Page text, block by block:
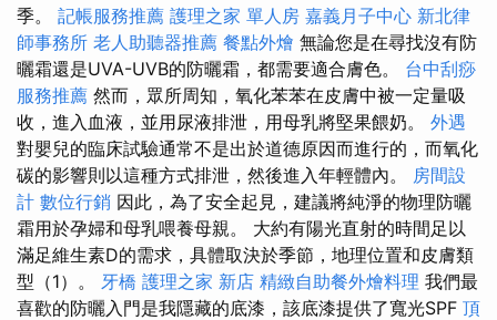
季。 記帳服務推薦 護理之家 單人房 嘉義月子中心 新北律
師事務所 老人助聽器推薦 餐點外燴 無論您是在尋找沒有防
曬霜還是UVA-UVB的防曬霜，都需要適合膚色。 台中刮痧
服務推薦 然而，眾所周知，氧化苯苯在皮膚中被一定量吸
收，進入血液，並用尿液排泄，用母乳將堅果餵奶。 外遇
對嬰兒的臨床試驗通常不是出於道德原因而進行的，而氧化
碳的影響則以這種方式排泄，然後進入年輕體內。 房間設
計 數位行銷 因此，為了安全起見，建議將純淨的物理防曬
霜用於孕婦和母乳喂養母親。 大約有陽光直射的時間足以
滿足維生素D的需求，具體取決於季節，地理位置和皮膚類
型（1）。 牙橋 護理之家 新店 精緻自助餐外燴料理 我們最
喜歡的防曬入門是我隱藏的底漆，該底漆提供了寬光SPF 頂